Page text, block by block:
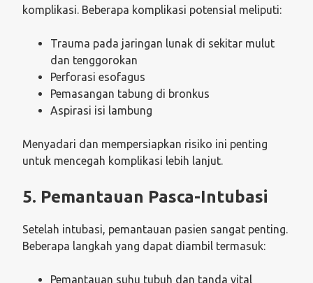
komplikasi. Beberapa komplikasi potensial meliputi:
Trauma pada jaringan lunak di sekitar mulut
dan tenggorokan
Perforasi esofagus
Pemasangan tabung di bronkus
Aspirasi isi lambung
Menyadari dan mempersiapkan risiko ini penting
untuk mencegah komplikasi lebih lanjut.
5. Pemantauan Pasca-Intubasi
Setelah intubasi, pemantauan pasien sangat penting.
Beberapa langkah yang dapat diambil termasuk:
Pemantauan suhu tubuh dan tanda vital